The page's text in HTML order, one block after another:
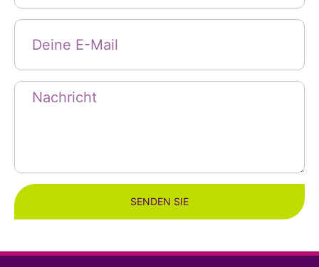
SENDEN SIE